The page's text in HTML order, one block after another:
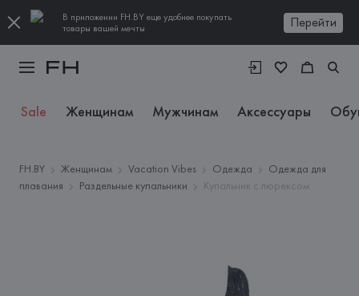
В приложении FH.BY еще удобнее покупать
товары вашей мечты
Перейти
Sale Женщинам Мужчинам Аксессуары
FH.BY Женщинам Vacation Vibes Одежда
Одежда для
плавания
Раздельные купальники Купальник с люрексом